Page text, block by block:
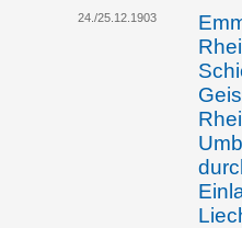
24./25.12.1903